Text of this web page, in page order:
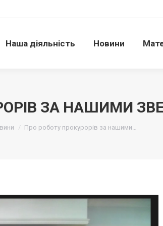
Наша діяльність Новини
ЗА НАШИМИ
Про роботу прокурорів за нашими…
діяльність Новини